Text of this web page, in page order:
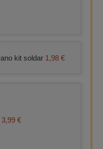
kit soldar 1,98 €
3,99 €